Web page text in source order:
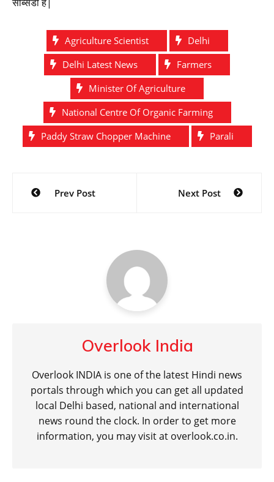
Agriculture Scientist
Delhi
Delhi Latest News
Farmers
Minister Of Agriculture
National Centre Of Organic Farming
Paddy Straw Chopper Machine
Parali
Post
navigation
Prev Post Next Post
Overlook India
Overlook INDIA is one of the latest Hindi news
portals through which you can get all updated
local Delhi based, national and international
news round the clock. In order to get more
information, you may visit at overlook.co.in.